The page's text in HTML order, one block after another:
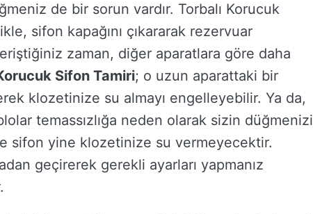
de bir sorun vardır. Torbalı Korucuk
sifon kapağını çıkararak rezervuar
zaman, diğer aparatlara göre daha
Sifon Tamiri; o uzun aparattaki bir
klozetinize su almayı engelleyebilir. Ya da,
temassızlığa neden olarak sizin düğmenizi
sifon yine klozetinize su vermeyecektir.
geçirerek gerekli ayarları yapmanız